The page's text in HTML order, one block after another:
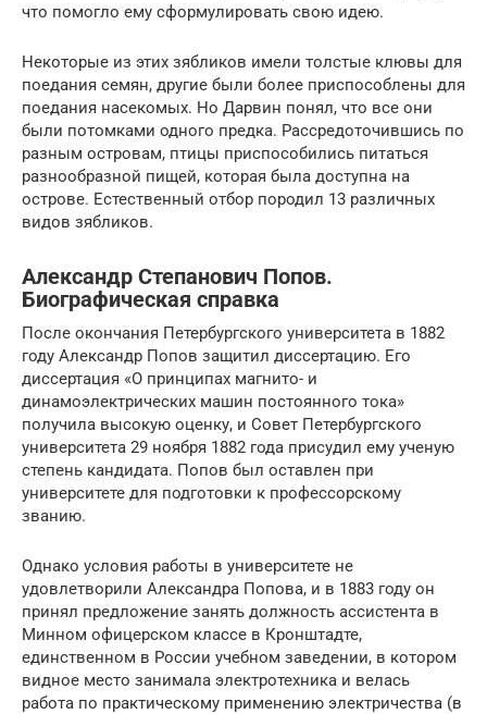
что помогло ему сформулировать свою идею.
Некоторые из этих зябликов имели толстые клювы для
поедания семян, другие были более приспособлены для
поедания насекомых. Но Дарвин понял, что все они
были потомками одного предка. Рассредоточившись по
разным островам, птицы приспособились питаться
разнообразной пищей, которая была доступна на
острове. Естественный отбор породил 13 различных
видов зябликов.
Александр Степанович Попов.
Биографическая справка
После окончания Петербургского университета в 1882
году Александр Попов защитил диссертацию. Его
диссертация «О принципах магнито- и
динамоэлектрических машин постоянного тока»
получила высокую оценку, и Совет Петербургского
университета 29 ноября 1882 года присудил ему ученую
степень кандидата. Попов был оставлен при
университете для подготовки к профессорскому
званию.
Однако условия работы в университете не
удовлетворили Александра Попова, и в 1883 году он
принял предложение занять должность ассистента в
Минном офицерском классе в Кронштадте,
единственном в России учебном заведении, в котором
видное место занимала электротехника и велась
работа по практическому применению электричества (в